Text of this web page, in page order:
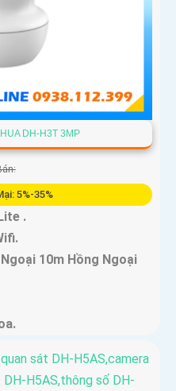
DH-H3T 3MP
5%-35%
.
10m Hồng Ngoại